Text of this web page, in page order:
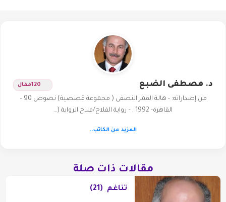
د. مصطفى الضبع 120مقال
من إصداراته: - هالة القمر النصفى ( مجموعة قصصية) نصوص 90 –
القاهرة- 1992 . – رواية الفلاح/فلاح الرواية (…
المزيد عن الكاتب..
مقالات ذات صلة
تناغم (21)